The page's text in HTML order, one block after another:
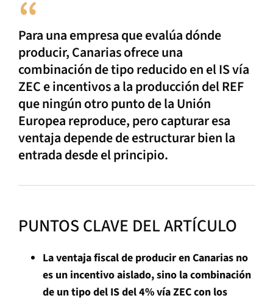
Para una empresa que evalúa dónde
producir, Canarias ofrece una
combinación de tipo reducido en el IS vía
ZEC e incentivos a la producción del REF
que ningún otro punto de la Unión
Europea reproduce, pero capturar esa
ventaja depende de estructurar bien la
entrada desde el principio.
PUNTOS CLAVE DEL ARTÍCULO
La ventaja fiscal de producir en Canarias no
es un incentivo aislado, sino la combinación
de un tipo del IS del 4% vía ZEC con los